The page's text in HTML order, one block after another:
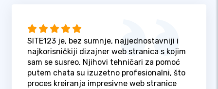
SITE123 je, bez sumnje, najjednostavniji i
najkorisničkiji dizajner web stranica s kojim
sam se susreo. Njihovi tehničari za pomoć
putem chata su izuzetno profesionalni, što
proces kreiranja impresivne web stranice